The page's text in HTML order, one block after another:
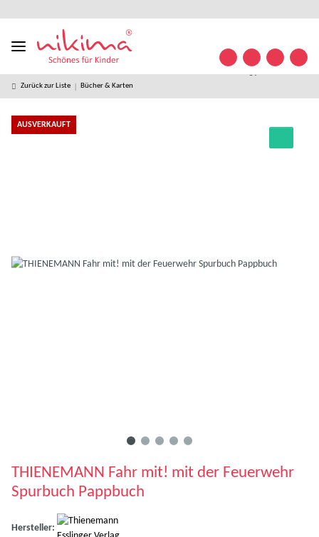
in
Versand ab
49 € *
kostenlose
63 32
09
Zurück zur Liste Bücher & Karten
AUSVERKAUFT
THIENEMANN Fahr mit! mit der Feuerwehr
Spurbuch Pappbuch
Hersteller: